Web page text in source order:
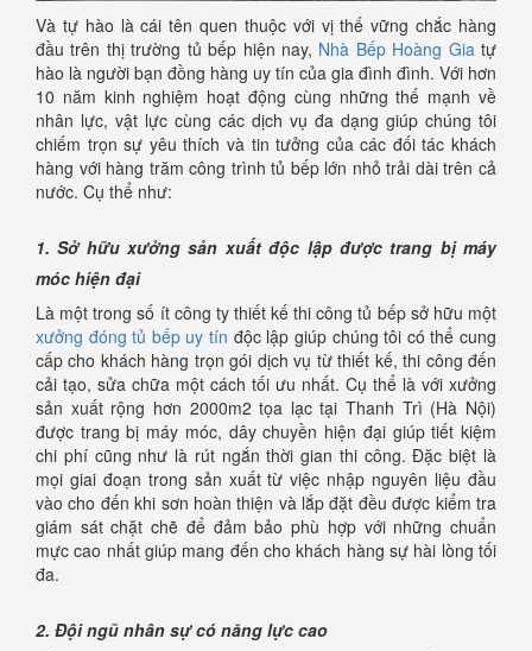
Và tự hào là cái tên quen thuộc với vị thế vững chắc hàng
đầu trên thị trường tủ bếp hiện nay, Nhà Bếp Hoàng Giatự
hào là người bạn đồng hàng uy tín của gia đình đình. Với hơn
10 năm kinh nghiệm hoạt động cùng những thế mạnh về
nhân lực, vật lực cùng các dịch vụ đa dạng giúp chúng tôi
chiếm trọn sự yêu thích và tin tưởng của các đối tác khách
hàng với hàng trăm công trình tủ bếp lớn nhỏ trải dài trên cả
nước. Cụ thể như:
1. Sở hữu xưởng sản xuất độc lập được trang bị máy
móc hiện đại
Là một trong số ít công ty thiết kế thi công tủ bếp sở hữu một
xưởng đóng tủ bếp uy tín độc lập giúp chúng tôi có thể cung
cấp cho khách hàng trọn gói dịch vụ từ thiết kế, thi công đến
cải tạo, sửa chữa một cách tối ưu nhất. Cụ thể là với xưởng
sản xuất rộng hơn 2000m2 tọa lạc tại Thanh Trì (Hà Nội)
được trang bị máy móc, dây chuyền hiện đại giúp tiết kiệm
chi phí cũng như là rút ngắn thời gian thi công. Đặc biệt là
mọi giai đoạn trong sản xuất từ việc nhập nguyên liệu đầu
vào cho đến khi sơn hoàn thiện và lắp đặt đều được kiểm tra
giám sát chặt chẽ để đảm bảo phù hợp với những chuẩn
mực cao nhất giúp mang đến cho khách hàng sự hài lòng tối
đa.
2. Đội ngũ nhân sự có năng lực cao